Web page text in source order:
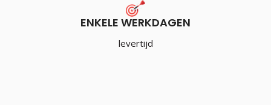
ENKELE WERKDAGEN
levertijd